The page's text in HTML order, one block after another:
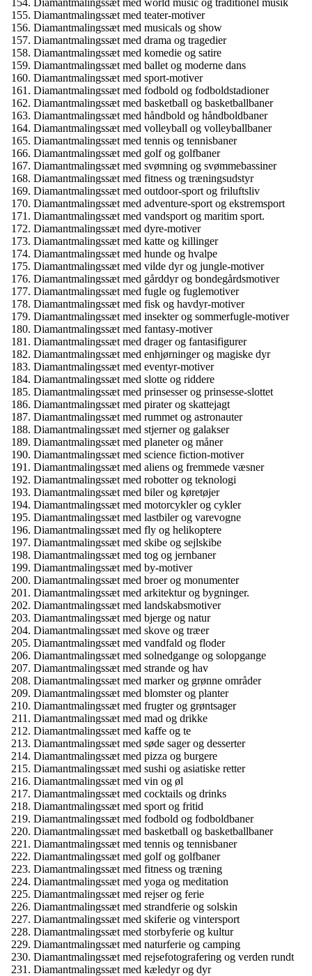
Diamantmalingssæt med world music og traditionel musik
Diamantmalingssæt med teater-motiver
Diamantmalingssæt med musicals og show
Diamantmalingssæt med drama og tragedier
Diamantmalingssæt med komedie og satire
Diamantmalingssæt med ballet og moderne dans
Diamantmalingssæt med sport-motiver
Diamantmalingssæt med fodbold og fodboldstadioner
Diamantmalingssæt med basketball og basketballbaner
Diamantmalingssæt med håndbold og håndboldbaner
Diamantmalingssæt med volleyball og volleyballbaner
Diamantmalingssæt med tennis og tennisbaner
Diamantmalingssæt med golf og golfbaner
Diamantmalingssæt med svømning og svømmebassiner
Diamantmalingssæt med fitness og træningsudstyr
Diamantmalingssæt med outdoor-sport og friluftsliv
Diamantmalingssæt med adventure-sport og ekstremsport
Diamantmalingssæt med vandsport og maritim sport.
Diamantmalingssæt med dyre-motiver
Diamantmalingssæt med katte og killinger
Diamantmalingssæt med hunde og hvalpe
Diamantmalingssæt med vilde dyr og jungle-motiver
Diamantmalingssæt med gårddyr og bondegårdsmotiver
Diamantmalingssæt med fugle og fuglemotiver
Diamantmalingssæt med fisk og havdyr-motiver
Diamantmalingssæt med insekter og sommerfugle-motiver
Diamantmalingssæt med fantasy-motiver
Diamantmalingssæt med drager og fantasifigurer
Diamantmalingssæt med enhjørninger og magiske dyr
Diamantmalingssæt med eventyr-motiver
Diamantmalingssæt med slotte og riddere
Diamantmalingssæt med prinsesser og prinsesse-slottet
Diamantmalingssæt med pirater og skattejagt
Diamantmalingssæt med rummet og astronauter
Diamantmalingssæt med stjerner og galakser
Diamantmalingssæt med planeter og måner
Diamantmalingssæt med science fiction-motiver
Diamantmalingssæt med aliens og fremmede væsner
Diamantmalingssæt med robotter og teknologi
Diamantmalingssæt med biler og køretøjer
Diamantmalingssæt med motorcykler og cykler
Diamantmalingssæt med lastbiler og varevogne
Diamantmalingssæt med fly og helikoptere
Diamantmalingssæt med skibe og sejlskibe
Diamantmalingssæt med tog og jernbaner
Diamantmalingssæt med by-motiver
Diamantmalingssæt med broer og monumenter
Diamantmalingssæt med arkitektur og bygninger.
Diamantmalingssæt med landskabsmotiver
Diamantmalingssæt med bjerge og natur
Diamantmalingssæt med skove og træer
Diamantmalingssæt med vandfald og floder
Diamantmalingssæt med solnedgange og solopgange
Diamantmalingssæt med strande og hav
Diamantmalingssæt med marker og grønne områder
Diamantmalingssæt med blomster og planter
Diamantmalingssæt med frugter og grøntsager
Diamantmalingssæt med mad og drikke
Diamantmalingssæt med kaffe og te
Diamantmalingssæt med søde sager og desserter
Diamantmalingssæt med pizza og burgere
Diamantmalingssæt med sushi og asiatiske retter
Diamantmalingssæt med vin og øl
Diamantmalingssæt med cocktails og drinks
Diamantmalingssæt med sport og fritid
Diamantmalingssæt med fodbold og fodboldbaner
Diamantmalingssæt med basketball og basketballbaner
Diamantmalingssæt med tennis og tennisbaner
Diamantmalingssæt med golf og golfbaner
Diamantmalingssæt med fitness og træning
Diamantmalingssæt med yoga og meditation
Diamantmalingssæt med rejser og ferie
Diamantmalingssæt med strandferie og solskin
Diamantmalingssæt med skiferie og vintersport
Diamantmalingssæt med storbyferie og kultur
Diamantmalingssæt med naturferie og camping
Diamantmalingssæt med rejsefotografering og verden rundt
Diamantmalingssæt med kæledyr og dyr